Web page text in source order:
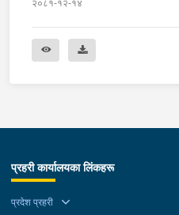
२०८१-१२-१४
प्रहरी कार्यालयका लिंकहरू
प्रदेश प्रहरी